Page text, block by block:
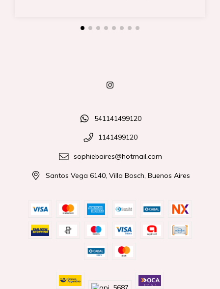
541141499120
1141499120
sophiebaires@hotmail.com
Santos Vega 6140, Villa Bosch, Buenos Aires